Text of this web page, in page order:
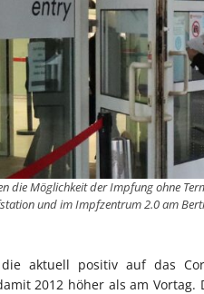
die Möglichkeit der Impfung ohne
und im Impfzentrum 2.0 am
aktuell positiv auf das
2012 höher als am Vortag.